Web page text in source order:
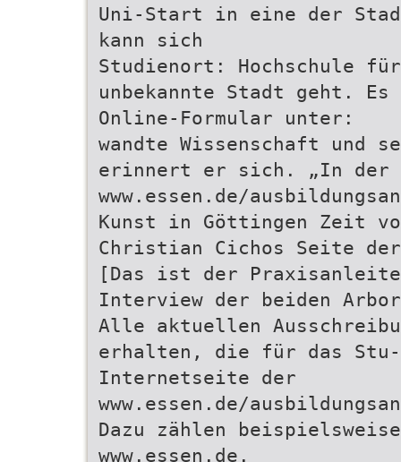
Uni-Start in eine der
kann sich
Studienort: Hochschule
unbekannte Stadt geht.
Online-Formular unter:
wandte Wissenschaft und
erinnert er sich. „In der
www.essen.de/
Kunst in Göttingen Zeit
Christian Cichos Seite der
[Das ist der
Interview der beiden
Alle aktuellen
erhalten, die für das
Internetseite der
www.essen.de/
Dazu zählen
www.essen.de.